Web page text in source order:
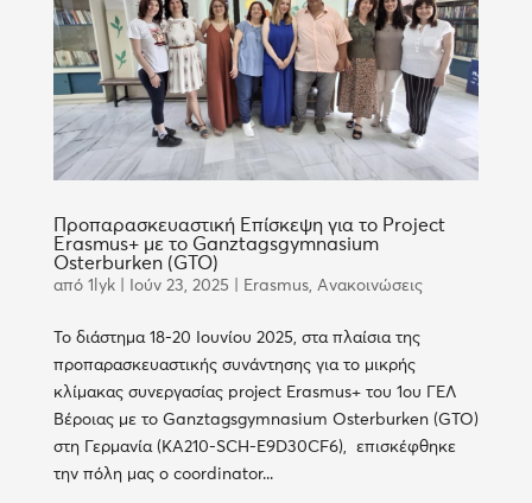
Προπαρασκευαστική Επίσκεψη για το Project
Erasmus+ με το Ganztagsgymnasium
Osterburken (GTO)
από 1lyk| Ιούν 23, 2025 Erasmus, Ανακοινώσεις
Το διάστημα 18-20 Ιουνίου 2025, στα πλαίσια της
προπαρασκευαστικής συνάντησης για το μικρής
κλίμακας συνεργασίας project Erasmus+ του 1ου ΓΕΛ
Βέροιας με το Ganztagsgymnasium Osterburken (GTO)
στη Γερμανία (KA210-SCH-E9D30CF6), επισκέφθηκε
την πόλη μας ο coordinator...